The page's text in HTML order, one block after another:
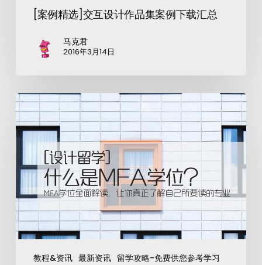
[案例精选]交互设计作品集案例下载汇总
马克君
2016年3月14日
教程&资讯 最新资讯 留学攻略-免费供您参考学习